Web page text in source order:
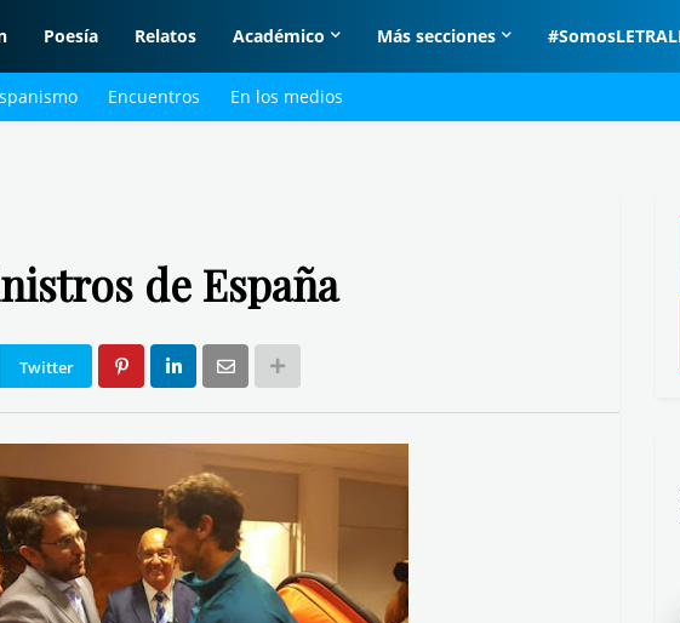
Poesía Relatos Académico Más secciones
Encuentros En los medios
de España
Twitter